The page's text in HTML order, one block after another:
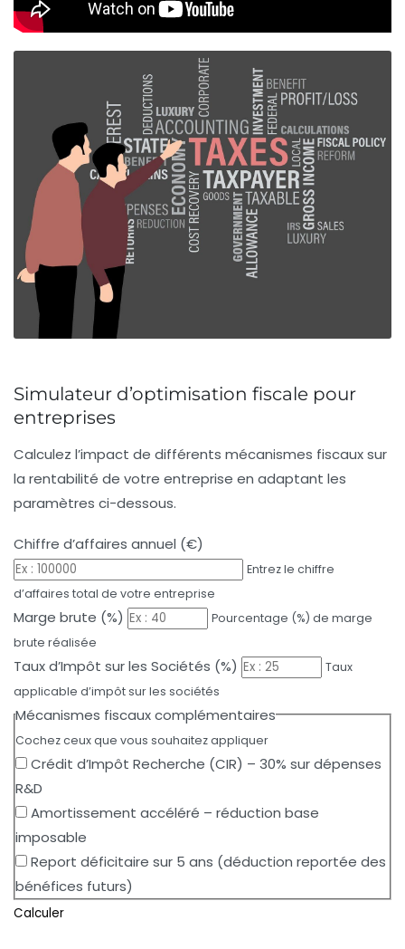
Simulateur d’optimisation fiscale pour
entreprises
Calculez l’impact de différents mécanismes fiscaux sur
la rentabilité de votre entreprise en adaptant les
paramètres ci-dessous.
Chiffre d’affaires annuel (€)
Entrez le chiffre
d’affaires total de votre entreprise
Marge brute (%)
Pourcentage (%) de marge
brute réalisée
Taux d’Impôt sur les Sociétés (%)
Taux
applicable d’impôt sur les sociétés
Mécanismes fiscaux complémentaires
Cochez ceux que vous souhaitez appliquer
Crédit d’Impôt Recherche (CIR) – 30% sur dépenses
R&D
Amortissement accéléré – réduction base
imposable
Report déficitaire sur 5 ans (déduction reportée des
bénéfices futurs)
Calculer